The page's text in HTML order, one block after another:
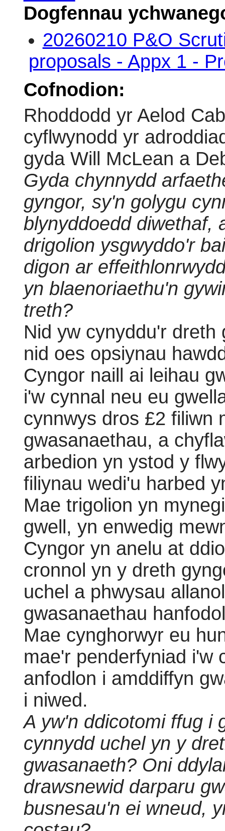
Dogfennau
20260210 P&O
proposals - Appx 1 -
Cofnodion:
Rhoddodd yr Aelod
cyflwynodd yr
gyda Will McLean a
Gyda chynnydd
gyngor, sy'n golygu
blynyddoedd diwethaf,
drigolion ysgwyddo'r
digon ar
yn blaenoriaethu'n
treth?
Nid yw cynyddu'r
nid oes opsiynau
Cyngor naill ai leihau
i'w cynnal neu eu
cynnwys dros £2 filiwn
gwasanaethau, a
arbedion yn ystod y
filiynau wedi'u harbed
Mae trigolion yn
gwell, yn enwedig
Cyngor yn anelu at
cronnol yn y dreth
uchel a phwysau
gwasanaethau
Mae cynghorwyr eu
mae'r penderfyniad i'w
anfodlon i amddiffyn
i niwed.
A yw'n ddicotomi ffug i
cynnydd uchel yn y
gwasanaeth? Oni
drawsnewid darparu
busnesau'n ei wneud,